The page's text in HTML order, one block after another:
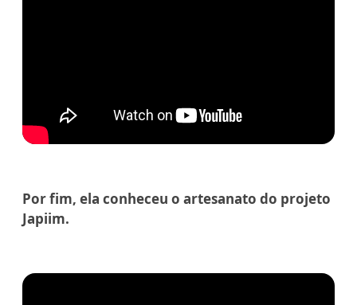
Por fim, ela conheceu o artesanato do projeto
Japiim.